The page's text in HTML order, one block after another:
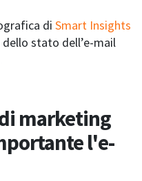
di Smart Insights
stato dell’e-mail
marketing
l'e-